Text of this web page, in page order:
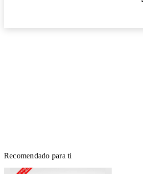
Recomendado para ti